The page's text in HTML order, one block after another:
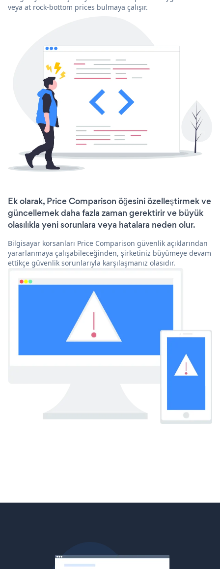
veya at rock-bottom prices bulmaya çalışır.
Ek olarak, Price Comparison öğesini özelleştirmek ve
güncellemek daha fazla zaman gerektirir ve büyük
olasılıkla yeni sorunlara veya hatalara neden olur.
Bilgisayar korsanları Price Comparison güvenlik açıklarından
yararlanmaya çalışabileceğinden, şirketiniz büyümeye devam
ettikçe güvenlik sorunlarıyla karşılaşmanız olasıdır.